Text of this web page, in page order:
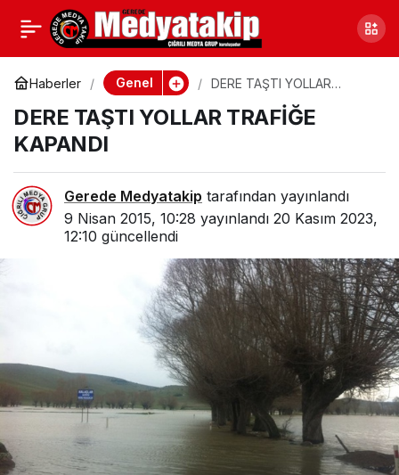
Haberler Genel
DERE TAŞTI YOLLAR
DERE TAŞTI YOLLAR TRAFİĞE
KAPANDI
Gerede Medyatakip tarafından yayınlandı
9 Nisan 2015, 10:28 yayınlandı 20 Kasım 2023,
12:10 güncellendi
AK PARTİ’DE İLK 2 AYNI,
3 DEĞİŞTİ
Paylaş